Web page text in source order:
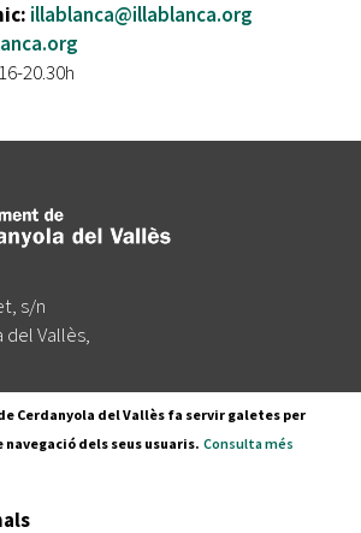
illablanca@illablanca.org
20.30h
s/n
del Vallès,
butlletí
Cerdanyola del Vallès fa servir galetes per
dels seus usuaris. Consulta més